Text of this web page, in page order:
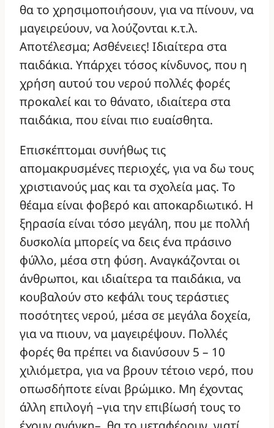
θα το χρησιμοποιήσουν, για να πίνουν, να
μαγειρεύουν, να λούζονται κ.τ.λ.
Αποτέλεσμα; Ασθένειες! Ιδιαίτερα στα
παιδάκια. Υπάρχει τόσος κίνδυνος, που η
χρήση αυτού του νερού πολλές φορές
προκαλεί και το θάνατο, ιδιαίτερα στα
παιδάκια, που είναι πιο ευαίσθητα.
Επισκέπτομαι συνήθως τις
απομακρυσμένες περιοχές, για να δω τους
χριστιανούς μας και τα σχολεία μας. Το
θέαμα είναι φοβερό και αποκαρδιωτικό. Η
ξηρασία είναι τόσο μεγάλη, που με πολλή
δυσκολία μπορείς να δεις ένα πράσινο
φύλλο, μέσα στη φύση. Αναγκάζονται οι
άνθρωποι, και ιδιαίτερα τα παιδάκια, να
κουβαλούν στο κεφάλι τους τεράστιες
ποσότητες νερού, μέσα σε μεγάλα δοχεία,
για να πιουν, να μαγειρέψουν. Πολλές
φορές θα πρέπει να διανύσουν 5 – 10
χιλιόμετρα, για να βρουν τέτοιο νερό, που
οπωσδήποτε είναι βρώμικο. Μη έχοντας
άλλη επιλογή –για την επιβίωσή τους το